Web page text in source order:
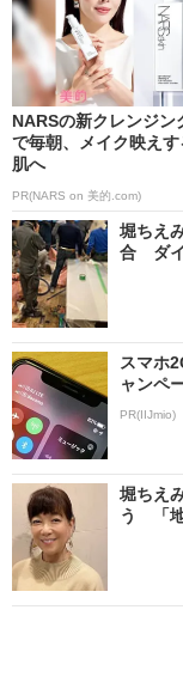
NARSの新クレンジン
で毎朝、メイク映え
肌へ
PR(NARS on 美的.com)
堀ちえ
合 ダイ
スマホ
ャンペ
PR(IIJmio)
堀ちえ
う 「地